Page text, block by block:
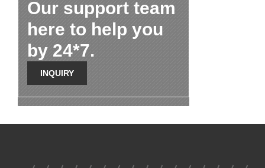
Our support team
here to help you
by 24*7.
INQUIRY